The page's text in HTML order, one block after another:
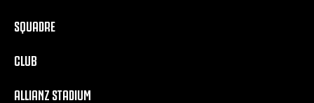
SQUADRE
CLUB
ALLIANZ STADIUM